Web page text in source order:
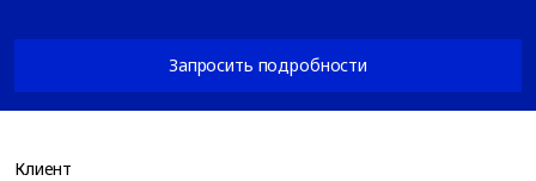
Запросить подробности
Клиент